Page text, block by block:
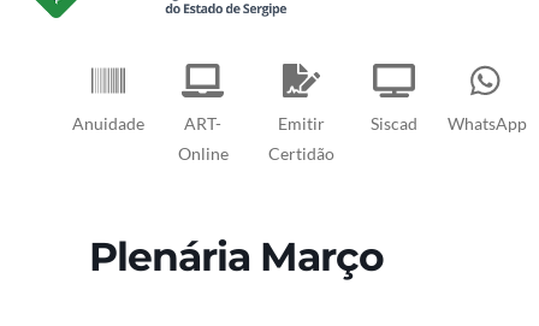
Anuidade
ART-
Online
Emitir
Certidão
Siscad WhatsApp
Plenária Março